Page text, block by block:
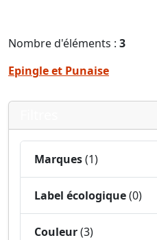
Nombre d'éléments : 3
Epingle et Punaise
Marques(1)
Label écologique(0)
Couleur(3)